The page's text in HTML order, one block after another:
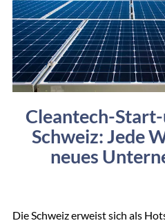
Cleantech-
Schweiz: Jede
neues
Die Schweiz erweist sich als